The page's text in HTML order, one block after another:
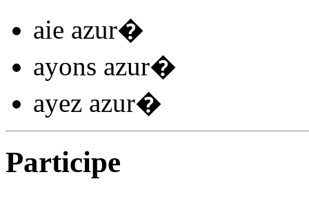
aie azur�
ayons azur�
ayez azur�
Participe